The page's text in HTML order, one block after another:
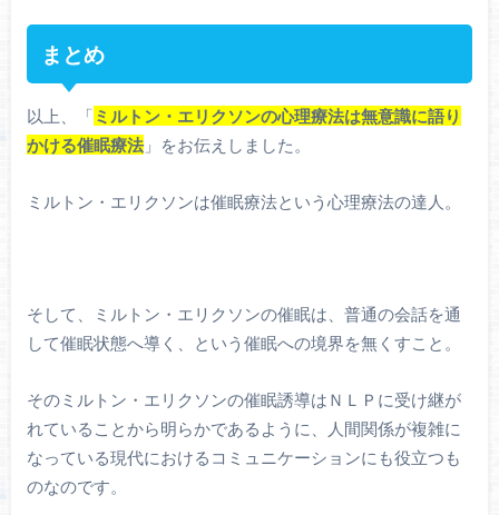
まとめ
以上、「 ミルトン・エリクソンの心理療法は無意識に語り
かける催眠療法」をお伝えしました。
ミルトン・エリクソンは催眠療法という心理療法の達人。
そして、ミルトン・エリクソンの催眠は、普通の会話を通
して催眠状態へ導く、という催眠への境界を無くすこと。
そのミルトン・エリクソンの催眠誘導はＮＬＰに受け継が
れていることから明らかであるように、人間関係が複雑に
なっている現代におけるコミュニケーションにも役立つも
のなのです。